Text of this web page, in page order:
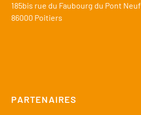
185bis rue du Faubourg du Pont Neuf
86000 Poitiers
PARTENAIRES